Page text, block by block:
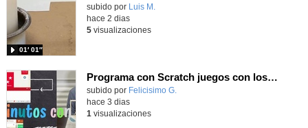
Contenido educativo.
subido por Luis M.
01′ 01″
hace 2 dias
5visualizaciones
Programa con Scratch juegos con los partidos del mundial 2026 ganados por España
Contenido educativo.
subido por Felicisimo G.
hace 3 dias
1 visualizaciones